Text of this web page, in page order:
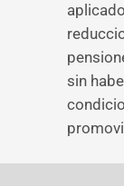
sin